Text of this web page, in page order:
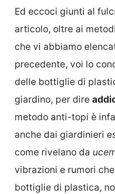
Ed eccoci giunti al
articolo, oltre ai
che vi abbiamo
precedente, voi lo
delle bottiglie di
giardino, per dire
metodo anti-topi è
anche dai giardinieri
come rivelano da
vibrazioni e rumori
bottiglie di plastica,